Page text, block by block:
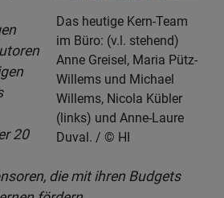
Das heutige Kern-Team
im Büro: (v.l. stehend)
Anne Greisel, Maria Pütz-
Willems und Michael
Willems, Nicola Kübler
(links) und Anne-Laure
Duval.
HI
20
die mit ihren Budgets